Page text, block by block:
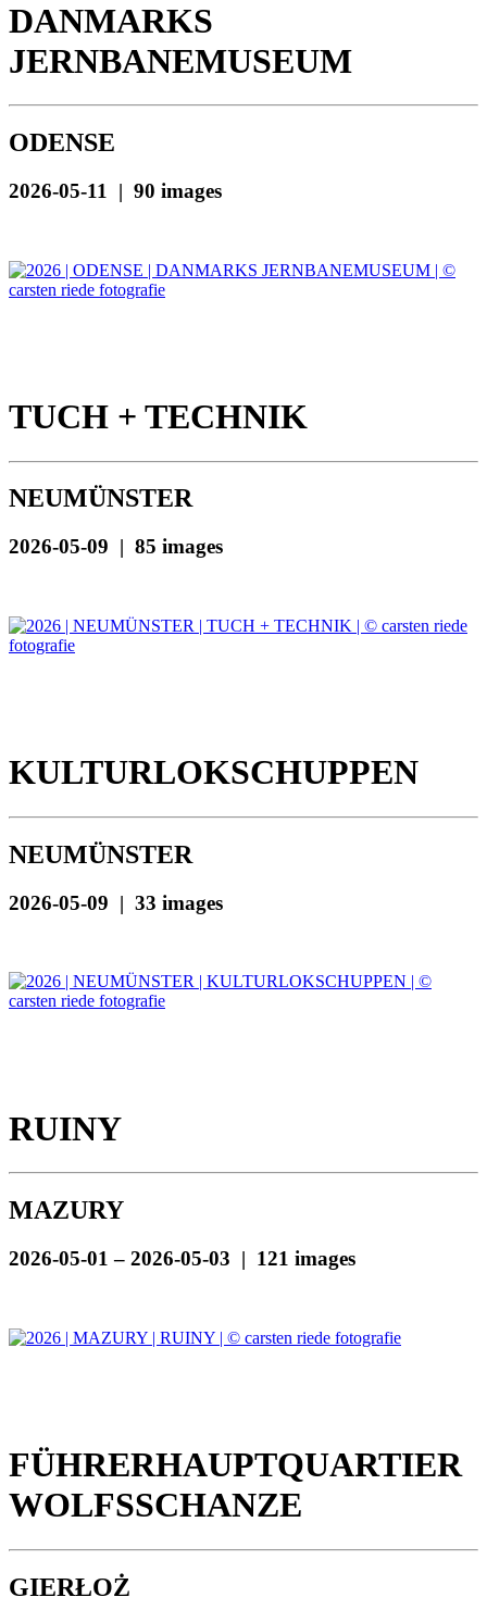
DANMARKS
JERNBANEMUSEUM
ODENSE
2026-05-11 | 90 images
TUCH + TECHNIK
NEUMÜNSTER
2026-05-09 | 85 images
KULTURLOKSCHUPPEN
NEUMÜNSTER
2026-05-09 | 33 images
RUINY
MAZURY
2026-05-01 – 2026-05-03 | 121 images
FÜHRERHAUPTQUARTIER
WOLFSSCHANZE
GIERŁOŻ